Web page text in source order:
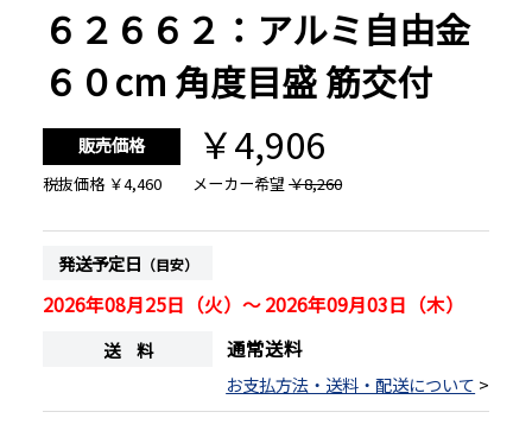
６２６６２：アルミ自由金
６０cm 角度目盛 筋交付
販売価格 ￥4,906
税抜価格 ￥4,460 メーカー希望￥8,260
発送予定日 （目安）
2026年08月25日（火）～ 2026年09月03日（木）
送 料 通常送料
お支払方法・送料・配送について >